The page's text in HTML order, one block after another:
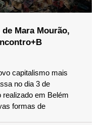
de Mara Mourão,
capitalismo mais
no dia 3 de
realizado em Belém
formas de